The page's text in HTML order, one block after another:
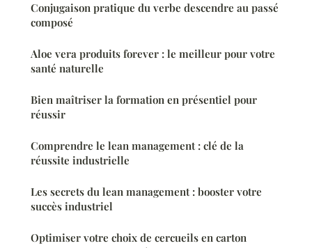
Conjugaison pratique du verbe descendre au passé
composé
Aloe vera produits forever : le meilleur pour votre
santé naturelle
Bien maîtriser la formation en présentiel pour
réussir
Comprendre le lean management : clé de la
réussite industrielle
Les secrets du lean management : booster votre
succès industriel
Optimiser votre choix de cercueils en carton